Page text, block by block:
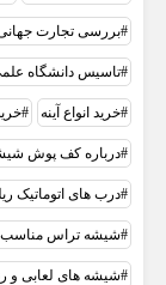
بررسی تجارت جهانی
تاسیس دانشگاه
خرید انواع آینه
درباره کف پوش
درب های اتوماتیک
شیشه تراس مناسب
شیشه های لعابی و